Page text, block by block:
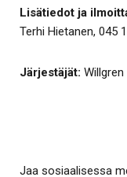
Lisätiedot ja
Terhi Hietanen, 045
Järjestäjät:
Jaa sosiaalisessa